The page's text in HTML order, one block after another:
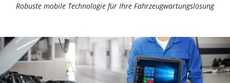
Robuste mobile Technologie für Ihre Fahrzeugwartungslösung